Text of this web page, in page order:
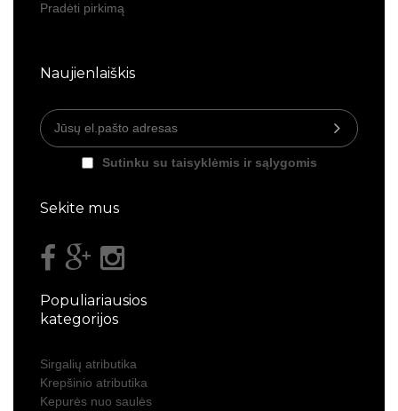
Pradėti pirkimą
Naujienlaiškis
Sutinku su taisyklėmis ir sąlygomis
Sekite mus
Populiariausios
kategorijos
Sirgalių atributika
Krepšinio atributika
Kepurės nuo saulės